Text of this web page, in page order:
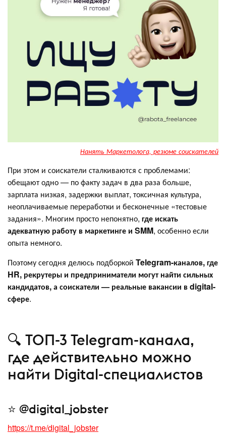
Нанять Маркетолога, резюме соискателей
При этом и соискатели сталкиваются с проблемами:
обещают одно — по факту задач в два раза больше,
зарплата низкая, задержки выплат, токсичная культура,
неоплачиваемые переработки и бесконечные «тестовые
задания». Многим просто непонятно, где искать
адекватную работу в маркетинге и SMM, особенно если
опыта немного.
Поэтому сегодня делюсь подборкой Telegram-каналов, где
HR, рекрутеры и предприниматели могут найти сильных
кандидатов, а соискатели — реальные вакансии в digital-
сфере.
🔍 ТОП-3 Telegram-канала,
где действительно можно
найти Digital-специалистов
⭐️ @digital_jobster
https://t.me/digital_jobster